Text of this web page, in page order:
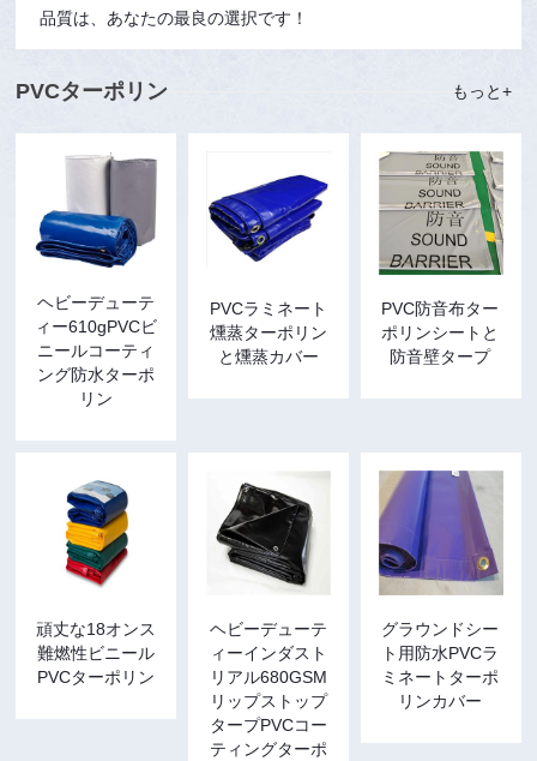
品質は、あなたの最良の選択です！
PVCターポリン もっと+
ヘビーデューテ
ィー610gPVCビ
ニールコーティ
ング防水ターポ
リン
PVCラミネート
燻蒸ターポリン
と燻蒸カバー
PVC防音布ター
ポリンシートと
防音壁タープ
頑丈な18オンス
難燃性ビニール
PVCターポリン
ヘビーデューテ
ィーインダスト
リアル680GSM
リップストップ
タープPVCコー
ティングターポ
グラウンドシー
ト用防水PVCラ
ミネートターポ
リンカバー